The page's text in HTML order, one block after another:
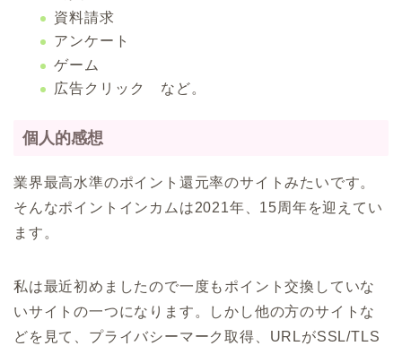
資料請求
アンケート
ゲーム
広告クリック など。
個人的感想
業界最高水準のポイント還元率のサイトみたいです。
そんなポイントインカムは2021年、15周年を迎えてい
ます。
私は最近初めましたので一度もポイント交換していな
いサイトの一つになります。しかし他の方のサイトな
どを見て、プライバシーマーク取得、URLがSSL/TLS